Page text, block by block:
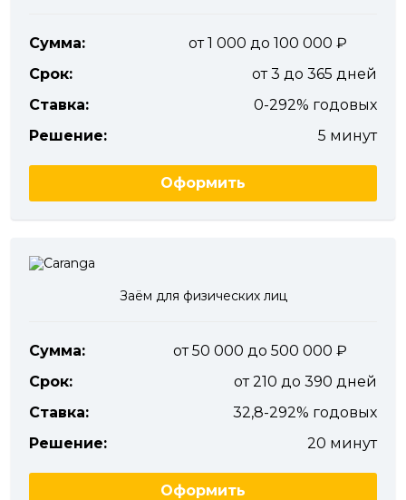
Сумма:
от 1 000 до 100 000
Срок:
от 3 до 365 дней
Ставка:
0-292% годовых
Решение:
5 минут
Оформить
Заём для физических лиц
Сумма:
от 50 000 до 500 000
Срок:
от 210 до 390 дней
Ставка:
32,8-292% годовых
Решение:
20 минут
Оформить